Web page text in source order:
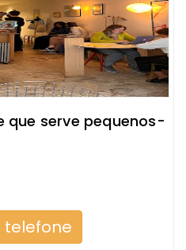
que serve pequenos-
telefone